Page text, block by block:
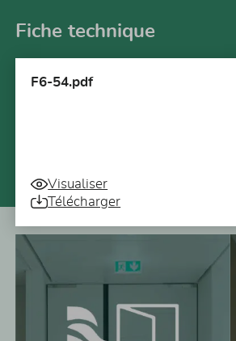
Fiche technique
F6-54.pdf
Visualiser
Télécharger